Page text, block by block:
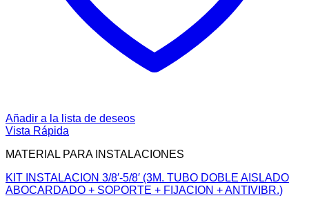
Añadir a la lista de deseos
Vista Rápida
MATERIAL PARA INSTALACIONES
KIT INSTALACION 3/8′-5/8′ (3M. TUBO DOBLE AISLADO
ABOCARDADO + SOPORTE + FIJACION + ANTIVIBR.)